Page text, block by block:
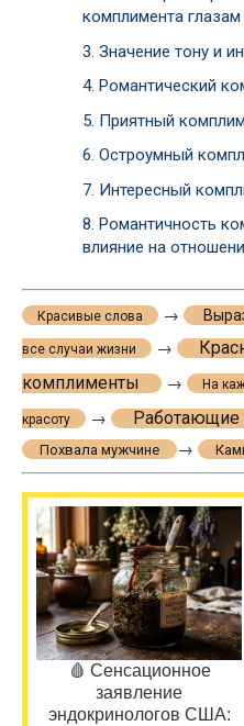
комплимента
3. Значение тону и
4. Романтический
5. Приятный
6. Остроумный
7. Интересный
8. Романтичность
влияние на
Красивые слова →
все случаи жизни →
комплименты
→ На
красоту →
Похвала мужчине →
🩸 Сенсационное
заявление
эндокринологов США: